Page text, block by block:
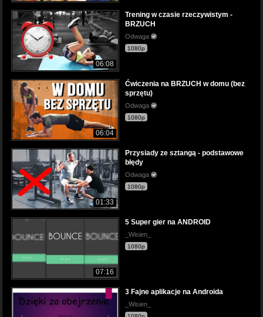
06:08
Trening w czasie rzeczywistym -
BRZUCH
Odwaga
1080p
06:04
Ćwiczenia na BRZUCH w domu (bez
sprzętu)
Odwaga
1080p
01:33
Przysiady ze sztangą - podstawowe
błędy
Odwaga
1080p
07:16
5 Super gier na ANDROID
_Wisien_
1080p
3 Fajne aplikacje na Androida
_Wisien_